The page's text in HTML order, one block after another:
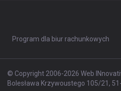
Program dla biur rachunkowych
© Copyright 2006-2026 Web
Bolesława Krzywoustego 105/21,